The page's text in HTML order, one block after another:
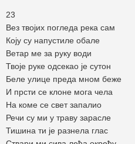
23
Bез твојих погледа река сам
Коју су напустиле обале
Ветар ме за руку води
Твоје руке одсекао је сутон
Беле улице преда мном беже
И прсти се клоне мога чела
На коме се свет запалио
Речи су ми у траву зарасле
Тишина ти је разнела глас